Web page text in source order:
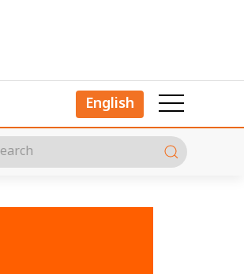
English